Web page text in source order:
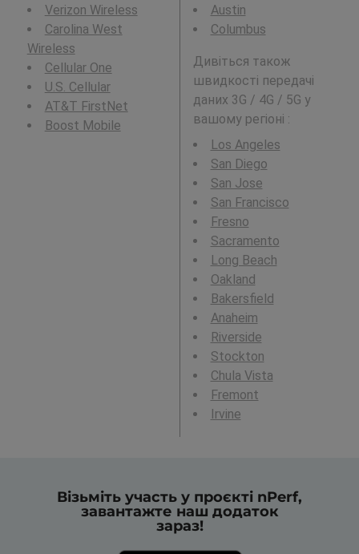
Verizon Wireless
Carolina West
Wireless
Cellular One
U.S. Cellular
AT&T FirstNet
Boost Mobile
Austin
Columbus
Дивіться також
швидкості передачі
даних 3G / 4G / 5G у
вашому регіоні :
Los Angeles
San Diego
San Jose
San Francisco
Fresno
Sacramento
Long Beach
Oakland
Bakersfield
Anaheim
Riverside
Stockton
Chula Vista
Fremont
Irvine
Візьміть участь у проєкті nPerf,
завантажте наш додаток
зараз!